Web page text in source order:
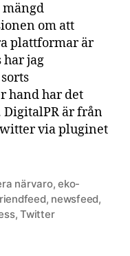
mängd
om att
plattformar är
jag
hand har det
DigitalPR är från
via pluginet
närvaro,eko-
, newsfeed,
,Twitter